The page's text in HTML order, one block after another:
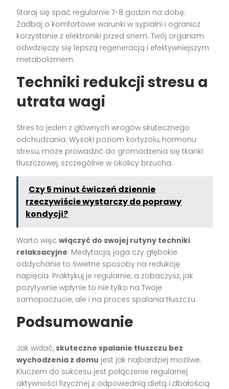
Staraj się spać regularnie 7-8 godzin na dobę.
Zadbaj o komfortowe warunki w sypialni i ogranicz
korzystanie z elektroniki przed snem. Twój organizm
odwdzięczy się lepszą regeneracją i efektywniejszym
metabolizmem.
Techniki redukcji stresu a
utrata wagi
Stres to jeden z głównych wrogów skutecznego
odchudzania. Wysoki poziom kortyzolu, hormonu
stresu, może prowadzić do gromadzenia się tkanki
tłuszczowej, szczególnie w okolicy brzucha.
Czy 5 minut ćwiczeń dziennie
rzeczywiście wystarczy do poprawy
kondycji?
Warto więcwłączyć do swojej rutyny techniki
relaksacyjne. Medytacja, joga czy głębokie
oddychanie to świetne sposoby na redukcję
napięcia. Praktykuj je regularnie, a zobaczysz, jak
pozytywnie wpłynie to nie tylko na Twoje
samopoczucie, ale i na proces spalania tłuszczu.
Podsumowanie
Jak widać, skuteczne spalanie tłuszczu bez
wychodzenia z domu jest jak najbardziej możliwe.
Kluczem do sukcesu jest połączenie regularnej
aktywności fizycznej z odpowiednią dietą i dbałością